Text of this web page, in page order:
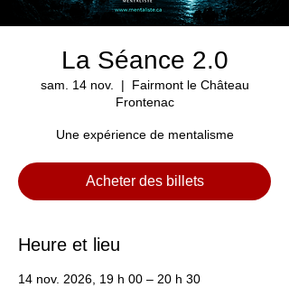
La Séance 2.0
sam. 14 nov.
  |
Fairmont le Château
Frontenac
Une expérience de mentalisme
Acheter des billets
Heure et lieu
14 nov. 2026, 19 h 00 – 20 h 30